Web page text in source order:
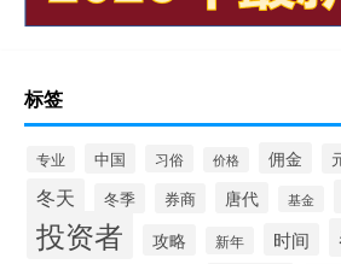
标签
专业 中国 习俗 价格 佣金
冬天
冬季 券商 唐代 基金
投资者 攻略 新年 时间